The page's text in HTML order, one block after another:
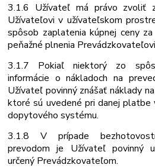
3.1.6 Užívateľ má právo zvoliť
Užívateľovi v užívateľskom
spôsob zaplatenia kúpnej ceny
peňažné plnenia
3.1.7 Pokiaľ niektorý zo
informácie o nákladoch na
Užívateľ povinný znášať náklady
ktoré sú uvedené pri danej
dopytového systému.
3.1.8 V prípade
prevodom je Užívateľ povinný
určený Prevádzkovateľom.